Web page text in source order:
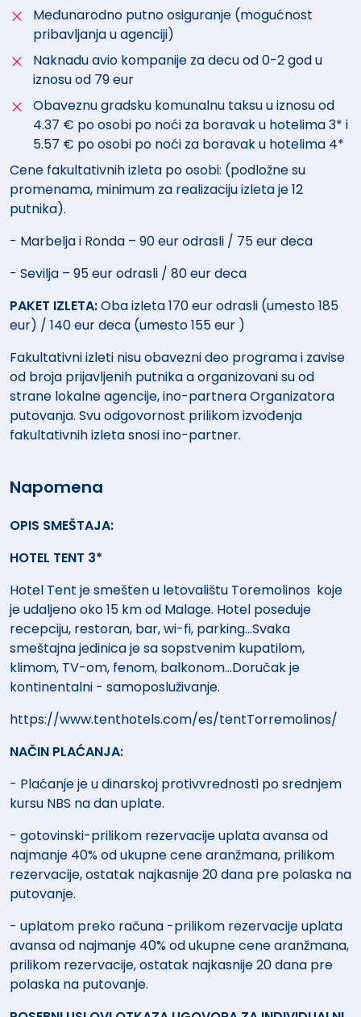
Međunarodno putno osiguranje (mogućnost
pribavljanja u agenciji)
Naknadu avio kompanije za decu od 0-2 god u
iznosu od 79 eur
Obaveznu gradsku komunalnu taksu u iznosu od
4.37 € po osobi po noći za boravak u hotelima 3* i
5.57 € po osobi po noći za boravak u hotelima 4*
Cene fakultativnih izleta po osobi: (podložne su
promenama, minimum za realizaciju izleta je 12
putnika).
- Marbelja i Ronda – 90 eur odrasli / 75 eur deca
- Sevilja – 95 eur odrasli / 80 eur deca
PAKET IZLETA:Oba izleta 170 eur odrasli (umesto 185
eur) / 140 eur deca (umesto 155 eur )
Fakultativni izleti nisu obavezni deo programa i zavise
od broja prijavljenih putnika a organizovani su od
strane lokalne agencije, ino-partnera Organizatora
putovanja. Svu odgovornost prilikom izvođenja
fakultativnih izleta snosi ino-partner.
Napomena
OPIS SMEŠTAJA:
HOTEL TENT 3*
Hotel Tent je smešten u letovalištu Toremolinos koje
je udaljeno oko 15 km od Malage. Hotel poseduje
recepciju, restoran, bar, wi-fi, parking...Svaka
smeštajna jedinica je sa sopstvenim kupatilom,
klimom, TV-om, fenom, balkonom...Doručak je
kontinentalni - samoposluživanje.
https://www.tenthotels.com/es/tentTorremolinos/
NAČIN PLAĆANJA:
- Plaćanje je u dinarskoj protivvrednosti po srednjem
kursu NBS na dan uplate.
- gotovinski-prilikom rezervacije uplata avansa od
najmanje 40% od ukupne cene aranžmana, prilikom
rezervacije, ostatak najkasnije 20 dana pre polaska na
putovanje.
- uplatom preko računa -prilikom rezervacije uplata
avansa od najmanje 40% od ukupne cene aranžmana,
prilikom rezervacije, ostatak najkasnije 20 dana pre
polaska na putovanje.